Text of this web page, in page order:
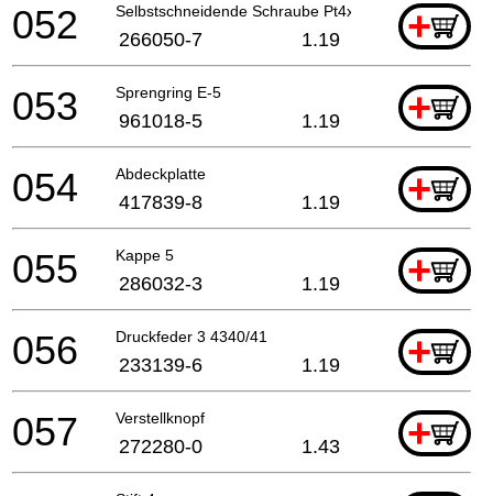
Selbstschneidende Schraube Pt4x30 +
052 266050-7 1.19
Sprengring E-5 +
053 961018-5 1.19
Abdeckplatte +
054 417839-8 1.19
Kappe 5 +
055 286032-3 1.19
Druckfeder 3 4340/41 +
056 233139-6 1.19
Verstellknopf +
057 272280-0 1.43